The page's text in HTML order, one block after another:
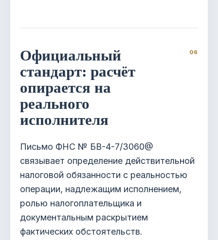
Официальный
стандарт: расчёт
опирается на
реального
исполнителя
Письмо ФНС № БВ-4-7/3060@
связывает определение действительной
налоговой обязанности с реальностью
операции, надлежащим исполнением,
ролью налогоплательщика и
документальным раскрытием
фактических обстоятельств.